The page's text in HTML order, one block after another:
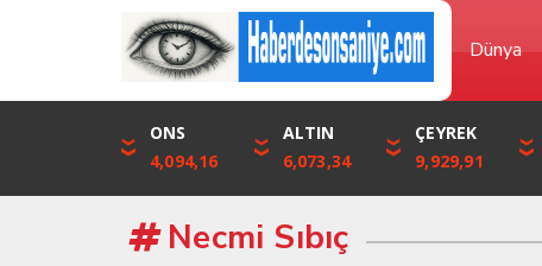
Dünya
DOLAR
46,1316
EURO
53,3001
STERLİN
61,7411
ONS
4,094,16
ALTIN
6,073,34
ÇEYREK
9,929,91
Necmi Sıbıç